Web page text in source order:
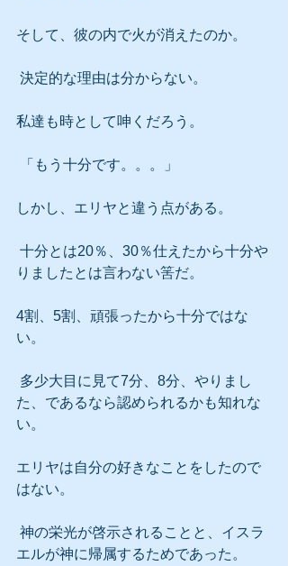
そして、彼の内で火が消えたのか。
決定的な理由は分からない。
私達も時として呻くだろう。
「もう十分です。。。」
しかし、エリヤと違う点がある。
りましたとは言わない筈だ。
4割、5割、頑張ったから十分ではな
い。
た、であるなら認められるかも知れな
い。
エリヤは自分の好きなことをしたので
はない。
エルが神に帰属するためであった。